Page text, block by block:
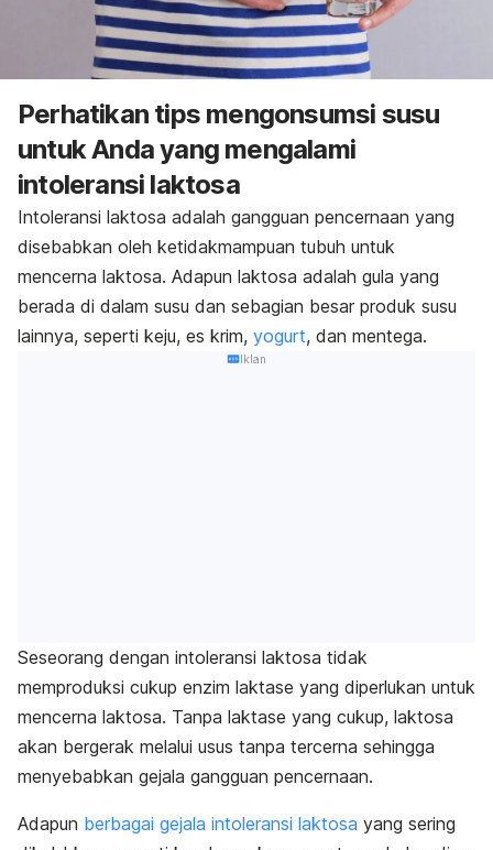
Perhatikan tips mengonsumsi susu
untuk Anda yang mengalami
intoleransi laktosa
Intoleransi laktosa adalah gangguan pencernaan yang
disebabkan oleh ketidakmampuan tubuh untuk
mencerna laktosa. Adapun laktosa adalah gula yang
berada di dalam susu dan sebagian besar produk susu
lainnya, seperti keju, es krim, yogurt, dan mentega.
Iklan
Seseorang dengan intoleransi laktosa tidak
memproduksi cukup enzim laktase yang diperlukan untuk
mencerna laktosa. Tanpa laktase yang cukup, laktosa
akan bergerak melalui usus tanpa tercerna sehingga
menyebabkan gejala gangguan pencernaan.
Adapun berbagai gejala intoleransi laktosa yang sering